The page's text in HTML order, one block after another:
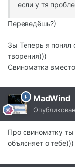
если у тя
Переведёшь?)
Зы Теперь я понял
творения)))
Свиноматка
MadWind
Про свиноматку ты
объясняет о тебе)))